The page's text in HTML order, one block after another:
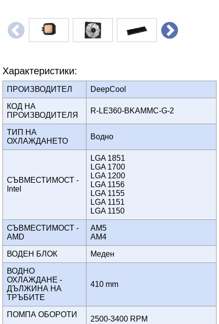
Характеристики:
ПРОИЗВОДИТЕЛ DeepCool
КОД НА
ПРОИЗВОДИТЕЛЯ
R-LE360-BKAMMC-G-2
ТИП НА
ОХЛАЖДАНЕТО
Водно
СЪВМЕСТИМОСТ -
Intel
LGA 1851
LGA 1700
LGA 1200
LGA 1156
LGA 1155
LGA 1151
LGA 1150
СЪВМЕСТИМОСТ -
AMD
AM5
AM4
ВОДЕН БЛОК Меден
ВОДНО
ОХЛАЖДАНЕ -
ДЪЛЖИНА НА
ТРЪБИТЕ
410 mm
ПОМПА ОБОРОТИ
2500-3400 RPM